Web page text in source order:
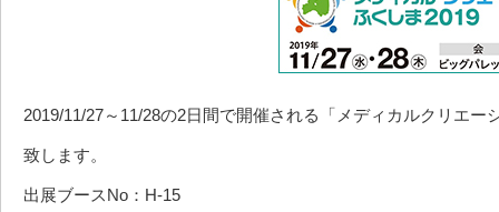
2019/11/27～11/28の2日間で開催される「メディカルクリエ
致します。
出展ブースNo：H-15